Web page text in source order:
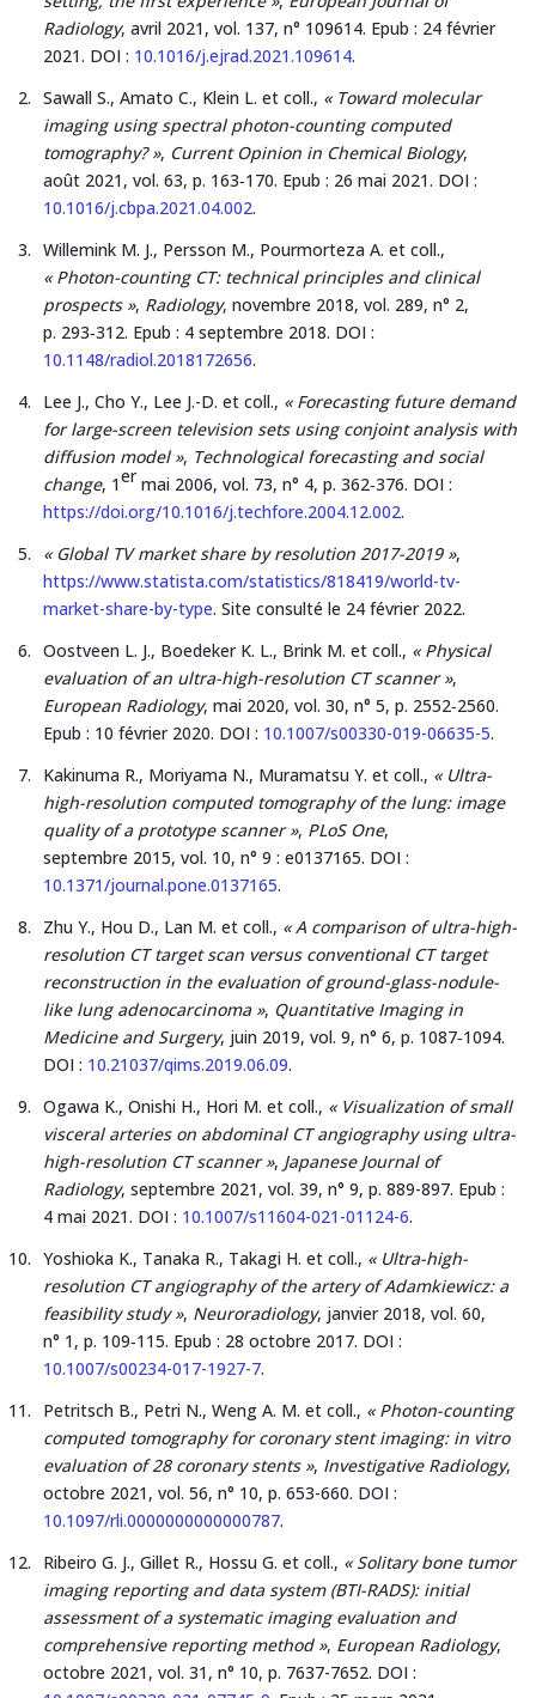
Radiology, avril 2021, vol. 137, n° 109614. Epub : 24 février
2021. DOI : 10.1016/j.ejrad.2021.109614.
Sawall S., Amato C., Klein L. et coll., « Toward molecular
imaging using spectral photon-counting computed
tomography? », Current Opinion in Chemical Biology,
août 2021, vol. 63, p. 163‑170. Epub : 26 mai 2021. DOI :
10.1016/j.cbpa.2021.04.002.
Willemink M. J., Persson M., Pourmorteza A. et coll.,
« Photon-counting CT: technical principles and clinical
prospects », Radiology, novembre 2018, vol. 289, n° 2,
p. 293‑312. Epub : 4 septembre 2018. DOI :
10.1148/radiol.2018172656.
Lee J., Cho Y., Lee J.-D. et coll., « Forecasting future demand
for large-screen television sets using conjoint analysis with
diffusion model », Technological forecasting and social
change, 1er mai 2006, vol. 73, n° 4, p. 362‑376. DOI :
https://doi.org/10.1016/j.techfore.2004.12.002.
« Global TV market share by resolution 2017-2019 »,
https://www.statista.com/statistics/818419/world-tv-
market-share-by-type. Site consulté le 24 février 2022.
Oostveen L. J., Boedeker K. L., Brink M. et coll., « Physical
evaluation of an ultra-high-resolution CT scanner »,
European Radiology, mai 2020, vol. 30, n° 5, p. 2552‑2560.
Epub : 10 février 2020. DOI : 10.1007/s00330-019-06635-5.
Kakinuma R., Moriyama N., Muramatsu Y. et coll., « Ultra-
high-resolution computed tomography of the lung: image
quality of a prototype scanner », PLoS One,
septembre 2015, vol. 10, n° 9 : e0137165. DOI :
10.1371/journal.pone.0137165.
Zhu Y., Hou D., Lan M. et coll., « A comparison of ultra-high-
resolution CT target scan versus conventional CT target
reconstruction in the evaluation of ground-glass-nodule-
like lung adenocarcinoma », Quantitative Imaging in
Medicine and Surgery, juin 2019, vol. 9, n° 6, p. 1087‑1094.
DOI : 10.21037/qims.2019.06.09.
Ogawa K., Onishi H., Hori M. et coll., « Visualization of small
visceral arteries on abdominal CT angiography using ultra-
high-resolution CT scanner », Japanese Journal of
Radiology, septembre 2021, vol. 39, n° 9, p. 889-897. Epub :
4 mai 2021. DOI : 10.1007/s11604-021-01124-6.
Yoshioka K., Tanaka R., Takagi H. et coll., « Ultra-high-
resolution CT angiography of the artery of Adamkiewicz: a
feasibility study », Neuroradiology, janvier 2018, vol. 60,
n° 1, p. 109‑115. Epub : 28 octobre 2017. DOI :
10.1007/s00234-017-1927-7.
Petritsch B., Petri N., Weng A. M. et coll., « Photon-counting
computed tomography for coronary stent imaging: in vitro
evaluation of 28 coronary stents », Investigative Radiology,
octobre 2021, vol. 56, n° 10, p. 653-660. DOI :
10.1097/rli.0000000000000787.
Ribeiro G. J., Gillet R., Hossu G. et coll., « Solitary bone tumor
imaging reporting and data system (BTI-RADS): initial
assessment of a systematic imaging evaluation and
comprehensive reporting method », European Radiology,
octobre 2021, vol. 31, n° 10, p. 7637-7652. DOI :